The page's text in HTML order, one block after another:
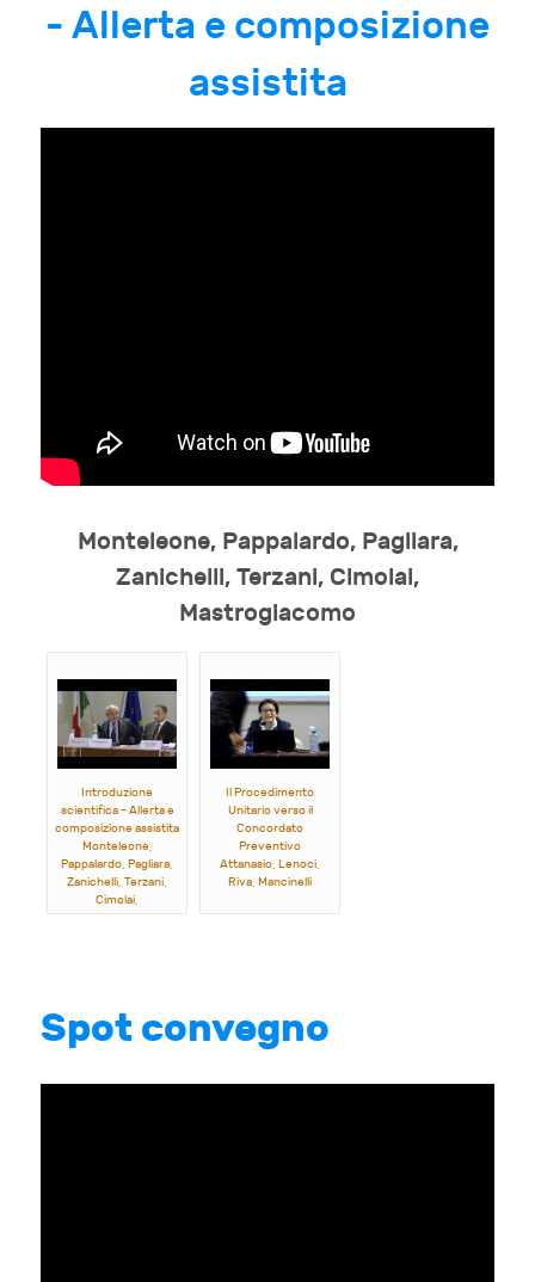
- Allerta e composizione
assistita
Monteleone, Pappalardo, Pagliara,
Zanichelli, Terzani, Cimolai,
Mastrogiacomo
Introduzione
scientifica - Allerta e
composizione assistita
Monteleone,
Pappalardo, Pagliara,
Zanichelli, Terzani,
Cimolai,
Il Procedimento
Unitario verso il
Concordato
Preventivo
Attanasio, Lenoci,
Riva, Mancinelli
Spot convegno